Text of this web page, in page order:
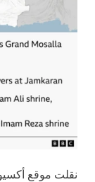
نقلت موقع